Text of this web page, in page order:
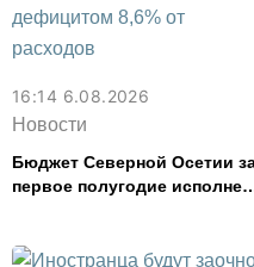
16:14 6.08.2026
Новости
Бюджет Северной Осетии
первое полугодие исполнен